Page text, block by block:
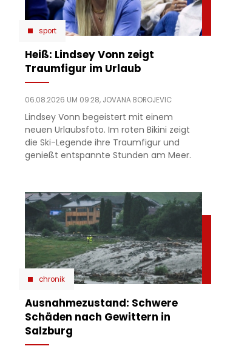
sport
Heiß: Lindsey Vonn zeigt
Traumfigur im Urlaub
06.08.2026 UM 09:28, JOVANA BOROJEVIC
Lindsey Vonn begeistert mit einem
neuen Urlaubsfoto. Im roten Bikini zeigt
die Ski-Legende ihre Traumfigur und
genießt entspannte Stunden am Meer.
chronik
Ausnahmezustand: Schwere
Schäden nach Gewittern in
Salzburg